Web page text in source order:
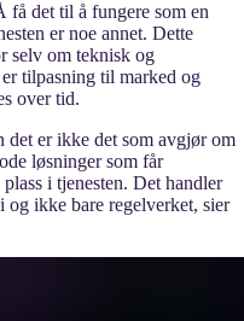
det til å fungere som en
er noe annet. Dette
selv om teknisk og
tilpasning til marked og
over tid.
det er ikke det som avgjør om
løsninger som får
i tjenesten. Det handler
og ikke bare regelverket, sier